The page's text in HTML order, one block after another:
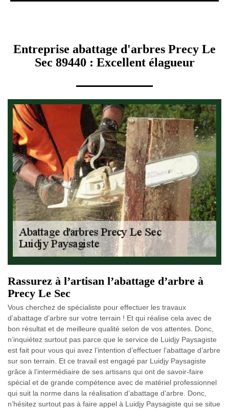
Entreprise abattage d'arbres Precy Le
Sec 89440 : Excellent élagueur
Rassurez à l’artisan l’abattage d’arbre à
Precy Le Sec
Vous cherchez de spécialiste pour effectuer les travaux
d’abattage d’arbre sur votre terrain ! Et qui réalise cela avec de
bon résultat et de meilleure qualité selon de vos attentes. Donc,
n’inquiétez surtout pas parce que le service de Luidjy Paysagiste
est fait pour vous qui avez l’intention d’effectuer l’abattage d’arbre
sur son terrain. Et ce travail est engagé par Luidjy Paysagiste
grâce à l’intermédiaire de ses artisans qui ont de savoir-faire
spécial et de grande compétence avec de matériel professionnel
qui suit la norme dans la réalisation d’abattage d’arbre. Donc,
n’hésitez surtout pas à faire appel à Luidjy Paysagiste qui se situe